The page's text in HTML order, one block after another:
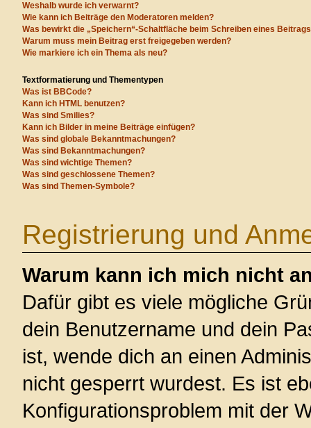
Weshalb wurde ich verwarnt?
Wie kann ich Beiträge den Moderatoren melden?
Was bewirkt die „Speichern“-Schaltfläche beim Schreiben eines
Warum muss mein Beitrag erst freigegeben werden?
Wie markiere ich ein Thema als neu?
Textformatierung und Thementypen
Was ist BBCode?
Kann ich HTML benutzen?
Was sind Smilies?
Kann ich Bilder in meine Beiträge einfügen?
Was sind globale Bekanntmachungen?
Was sind Bekanntmachungen?
Was sind wichtige Themen?
Was sind geschlossene Themen?
Was sind Themen-Symbole?
Registrierung und
Warum kann ich mich nicht
Dafür gibt es viele mögliche
dein Benutzername und dein
ist, wende dich an einen
nicht gesperrt wurdest. Es ist
Konfigurationsproblem mit der